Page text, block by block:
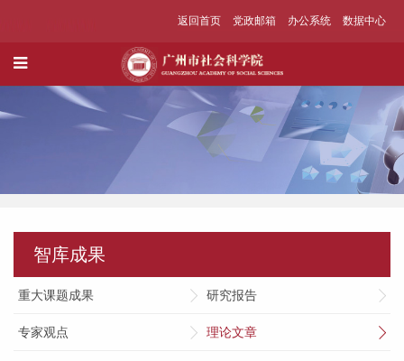
返回首页 党政邮箱 办公系统 数据中心
智库成果
重大课题成果 研究报告
专家观点 理论文章